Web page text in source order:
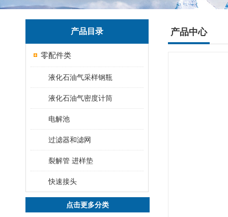
产品目录
零配件类
液化石油气采样钢瓶
液化石油气密度计筒
电解池
过滤器和滤网
裂解管 进样垫
快速接头
点击更多分类
产品中心